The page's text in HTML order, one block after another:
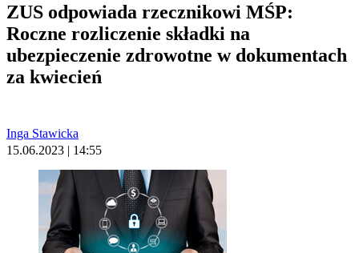
ZUS odpowiada rzecznikowi MŚP:
Roczne rozliczenie składki na
ubezpieczenie zdrowotne w dokumentach
za kwiecień
Inga Stawicka
15.06.2023 | 14:55